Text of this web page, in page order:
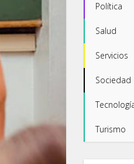
Política
Salud
Servicios
Sociedad
Turismo